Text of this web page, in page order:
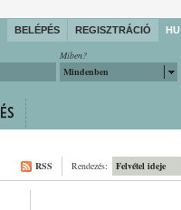
BELÉPÉS REGISZTRÁCIÓ HU
Miben?
Mindenben
Felvétel ideje
Rendezés:
RSS